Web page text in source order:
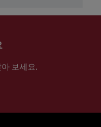
보세요.